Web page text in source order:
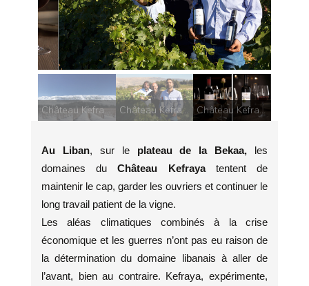
Château Kefraya
Château Kefraya et Bretèches
Château Kefraya
Château Kefraya le vignoble
Au Liban, sur le plateau de la Bekaa, les
domaines du Château Kefrayatentent de
maintenir le cap, garder les ouvriers et continuer le
long travail patient de la vigne.
Les aléas climatiques combinés à la crise
économique et les guerres n’ont pas eu raison de
la détermination du domaine libanais à aller de
l’avant, bien au contraire. Kefraya, expérimente,